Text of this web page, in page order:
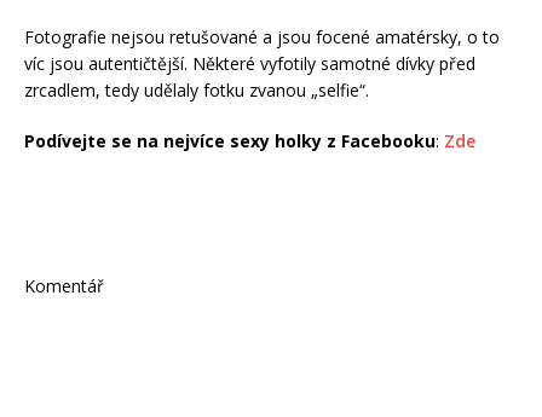
Fotografie nejsou retušované a jsou focené amatérsky, o to
víc jsou autentičtější. Některé vyfotily samotné dívky před
zrcadlem, tedy udělaly fotku zvanou „selfie“.
Podívejte se na nejvíce sexy holky z Facebooku: Zde
Komentář